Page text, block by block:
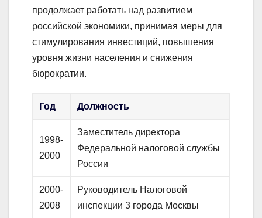
продолжает работать над развитием
российской экономики, принимая меры для
стимулирования инвестиций, повышения
уровня жизни населения и снижения
бюрократии.
Год Должность
1998-
2000
Заместитель директора
Федеральной налоговой службы
России
2000-
2008
Руководитель Налоговой
инспекции 3 города Москвы